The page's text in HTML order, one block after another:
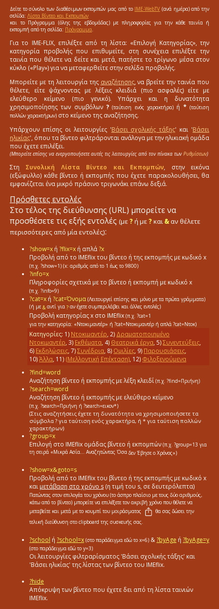
Δείτε το σύνολο των διαθέσιμων εκπομπών μας από το IME-WebTV (ανά ημέρα) από την
σελίδα: Λίστα Βίντεο και Εκπομπών
και το Πρόγραμμα (όλης της εβδομάδας) με πληροφορίες για την κάθε ταινία ή
εκπομπή από τη σελίδα: Πρόγραμμα.
Για το IME-FLIX, επιλέξτε από τη λίστα: «Επιλογή Κατηγορίας», την
κατηγορία προβολής που επιθυμείτε, στη συνέχεια επιλέξτε την
ταινία που θέλετε να δείτε και μετά, πατήστε το τρίγωνο μέσα στον
κύκλο («Play») για να μεταφερθείτε στην σελίδα προβολής.
Μπορείτε με τη λειτουργία της αναζήτησης, να βρείτε την ταινία που
θέλετε, είτε ψάχνοντας με λέξεις κλειδιά (πιο ασφαλές) είτε με
ελεύθερο κείμενο (πιο γενικό). Υπάρχει και η δυνατότητα
χρησιμοποίησης των συμβόλων ? (ταύτιση ενός χαρακτήρα) ή * (ταύτιση
πολλών χαρακτήρων) στο κείμενο της αναζήτησης.
Υπάρχουν επίσης οι λειτουργίες 'Βάσει σχολικής τάξης' και 'Βάσει
ηλικίας', όπου τα βίντεο φιλτράρονται ανάλογα με την ηλικιακή ομάδα
που έχετε επιλέξει.
(Μπορείτε επίσης να ενεργοποιήσετε αυτές τις λειτουργίες από τον πίνακα των Ρυθμίσεων)
Στη Συνολική Λίστα Βίντεο και Εκπομπών, στην εικόνα
(εξώφυλλο) κάθε βίντεο ή εκπομπής που έχετε παρακολουθήσει, θα
εμφανίζεται ένα μικρό πράσινο τριγωνάκι επάνω δεξιά.
Πρόσθετες εντολές
Στο τέλος της διεύθυνσης (URL) μπορείτε να
προσθέσετε τις εξής εντολές (με? ή με? και &αν θέλετε
περισσότερες από μία εντολές):
?show=x ή ?flix=x ή απλά?x
Προβολή από το ΙΜΕflix του βίντεο ή της εκπομπής με κωδικό x
(π.χ. ?show=1) (x: αριθμός από το 1 έως το 9800)
?info=x
Πληροφορίες σχετικά με το βίντεο ή εκπομπή με κωδικό x
(π.χ. ?info=9)
?cat=x ή ?cat=Όνομα (Λειτουργεί επίσης και μόνο με τα πρώτα γράμματα)
(ή με & αντί για ? αν έχετε συμπεριλάβει και άλλες εντολές)
Προβολή κατηγορίας x στο IMEflix (π.χ. ?cat=1
για την κατηγορία: «Ντοκιμαντέρ» ή ?cat=Ντοκιμαντέρ ή απλά ?cat=Ντοκ)
Κατηγορίες: 1) Ντοκιμαντέρ, 2) Δραματοποιημένο
Ντοκιμαντέρ, 3) Εκθέματα, 4) Θεατρικά έργα, 5)Συνεντεύξεις,
6) Εκδηλώσεις, 7)Συνέδρια, 8) Ομιλίες, 9) Παρουσιάσεις,
10)Άλλα, 11) (Μελλοντική Επέκταση), 12) Φιλοξενούμενα
?find=word
Αναζήτηση βίντεο ή εκπομπής με λέξη κλειδί (π.χ. ?find=Πριήνη)
?search=word
Αναζήτηση βίντεο ή εκπομπής με ελεύθερο κείμενο
(π.χ. ?search=Πριήνη ή ?search=εικον*)
(Στις αναζητήσεις έχετε τη δυνατότητα να χρησιμοποιήσετε τα
σύμβολα ? για ταύτιση ενός χαρακτήρα, ή * για ταύτιση πολλών
χαρακτήρων)
?group=x
Επιλογή στο ΙΜΕflix ομάδας βίντεο ή εκπομπών (π.χ. ?group=13 για
τη σειρά «Mικρά Aσία... Aναζητώντας Όσα δεν Έβησε ο Χρόνος»)
?show=x&goto=s
Προβολή από το ΙΜΕflix του βίντεο ή της εκπομπής με κωδικό x
και μετάβαση στο χρόνο s (η τιμή του s, σε δευτερόλεπτα)
Πατώντας στον επιλογέα του χρόνου (το άσπρο πλαίσιο με τους δύο αριθμούς,
κάτω από το βίντεο) μπορείτε να επιλέξετε τον ακριβή χρόνο που θέλετε να
μεταβείτε και μετά με το κουμπί του μοιράσματος
θα σας δώσει την
τελική διεύθυνση στο clipboard της συσκευής σας.
?school ή ?school=x (στο παράδειγμα εδώ το x=6) &?byAge ή ?byAge=y
(στο παράδειγμα εδώ το y=3)
Οι λειτουργίες φιλτραρίσματος 'Βάσει σχολικής τάξης' και
'Βάσει ηλικίας' της λίστας των βίντεο του IMEflix.
?hide
Απόκρυψη των βίντεο που έχετε δει από τη λίστα ταινιών
ΙΜΕflix.